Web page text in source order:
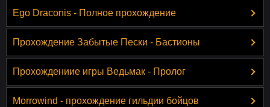
Ego Draconis - Полное прохождение
Прохождение Забытые Пески - Бастионы
Прохождениие игры Ведьмак - Пролог
Morrowind - прохождение гильдии бойцов